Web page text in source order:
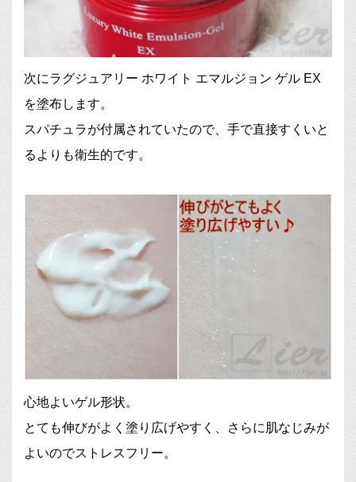
次にラグジュアリー ホワイト エマルジョン ゲル EX
を塗布します。
スパチュラが付属されていたので、手で直接すくいと
るよりも衛生的です。
心地よいゲル形状。
とても伸びがよく塗り広げやすく、さらに肌なじみが
よいのでストレスフリー。